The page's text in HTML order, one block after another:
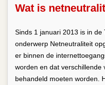
Wat is
Sinds 1 januari 2013 is in de
onderwerp Netneutraliteit
er binnen de
worden en dat verschillende
behandeld moeten worden.